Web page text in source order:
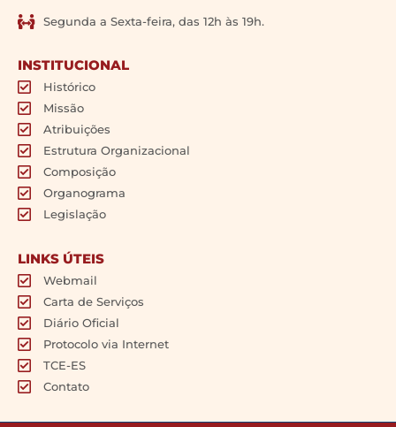
Segunda a Sexta-feira, das 12h às 19h.
INSTITUCIONAL
Histórico
Missão
Atribuições
Estrutura Organizacional
Composição
Organograma
Legislação
LINKS ÚTEIS
Webmail
Carta de Serviços
Diário Oficial
Protocolo via Internet
TCE-ES
Contato